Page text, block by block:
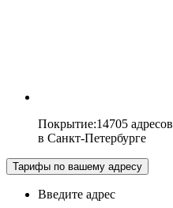
Покрытие:14705 адресов
в Санкт-Петербурге
Тарифы по вашему адресу
Введите адрес